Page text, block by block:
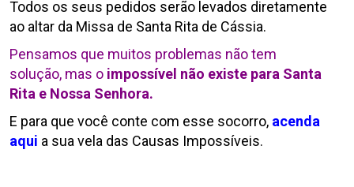
Todos os seus pedidos serão levados diretamente
ao altar da Missa de Santa Rita de Cássia.
Pensamos que muitos problemas não tem
solução, mas o impossível não existe para Santa
Rita e Nossa Senhora.
E para que você conte com esse socorro, acenda
aqui a sua vela das Causas Impossíveis.